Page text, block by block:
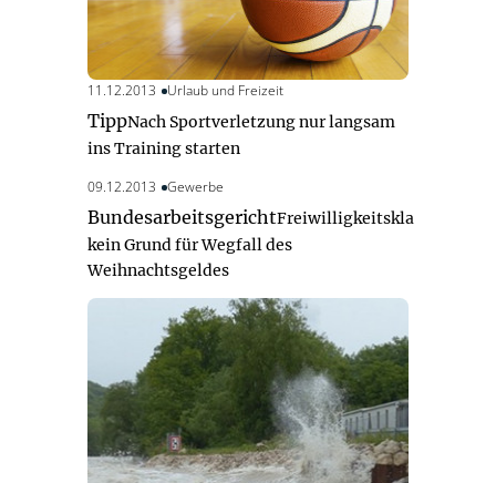
11.12.2013 Urlaub und Freizeit
TippNach Sportverletzung nur langsam
ins Training starten
09.12.2013 Gewerbe
BundesarbeitsgerichtFreiwilligkeitsklausel
kein Grund für Wegfall des
Weihnachtsgeldes